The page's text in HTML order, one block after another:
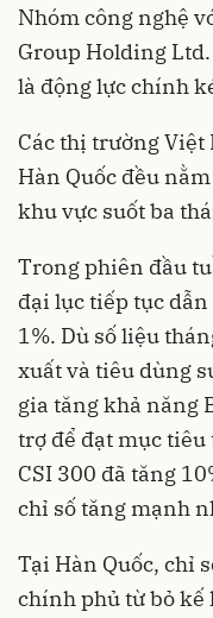
Nhóm công nghệ
Group Holding
là động lực chính
Các thị trường Việt
Hàn Quốc đều
khu vực suốt ba
Trong phiên đầu
đại lục tiếp tục
1%. Dù số liệu
xuất và tiêu dùng
gia tăng khả năng
trợ để đạt mục
CSI 300 đã tăng
chỉ số tăng mạnh
Tại Hàn Quốc, chỉ
chính phủ từ bỏ kế